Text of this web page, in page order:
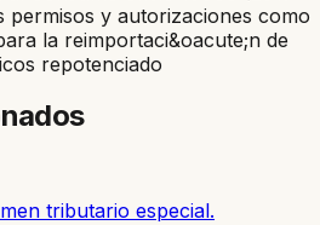
permisos y autorizaciones como
la reimportaci&oacute;n de
repotenciado
tributario especial.